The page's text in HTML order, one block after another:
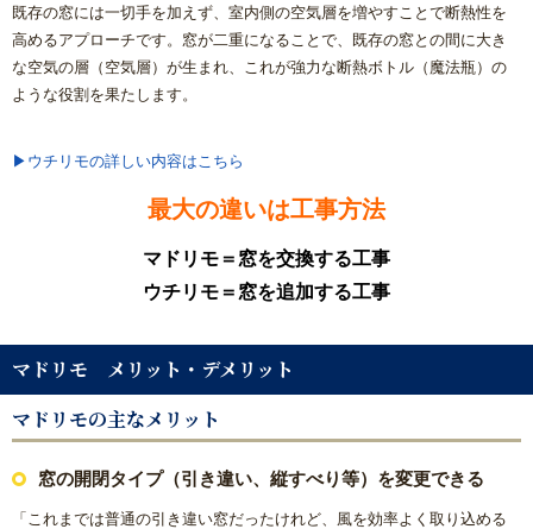
洗面化粧台
ＩＨ・ガスコンロ
ガス給湯器/エコジョーズ・電気温水器/エコキュート
クロス（壁紙）張り替えリフォーム
方
リフォームで意外に高額になる理由と費用を抑える具体策
既存の窓には一切手を加えず、室内側の空気層を増やすことで断熱性を
高めるアプローチです。窓が二重になることで、既存の窓との間に大き
な空気の層（空気層）が生まれ、これが強力な断熱ボトル（魔法瓶）の
ような役割を果たします。
▶ウチリモの詳しい内容はこちら
最大の違いは工事方法
マドリモ＝窓を交換する工事
ウチリモ＝窓を追加する工事
マドリモ メリット・デメリット
マドリモの主なメリット
窓の開閉タイプ（引き違い、縦すべり等）を変更できる
「これまでは普通の引き違い窓だったけれど、風を効率よく取り込める